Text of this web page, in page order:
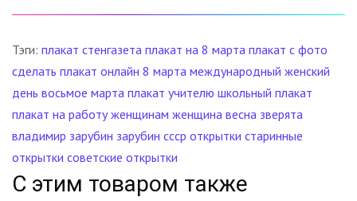
Тэги: плакат стенгазета плакат на 8 марта плакат с фото
сделать плакат онлайн 8 марта международный женский
день восьмое марта плакат учителю школьный плакат
плакат на работу женщинам женщина весна зверята
владимир зарубин зарубин ссср открытки старинные
открытки советские открытки
С этим товаром также